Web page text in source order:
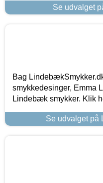
Se udvalget
Bag
smykkedesinger, Emma
Lindebæk smykker. Klik
Se udvalget på